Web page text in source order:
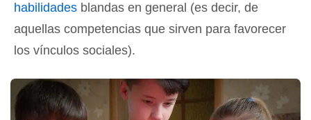
habilidades blandas en general (es decir, de
aquellas competencias que sirven para favorecer
los vínculos sociales).